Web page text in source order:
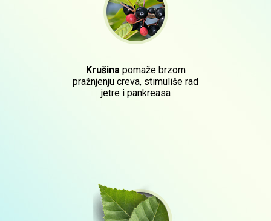
Krušinapomaže brzom
pražnjenju creva, stimuliše rad
jetre i pankreasa